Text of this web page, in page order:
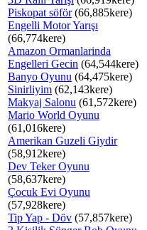
Piskopat söför(66,885kere)
Engelli Motor Yarışı
(66,774kere)
Amazon Ormanlarinda
Engelleri Gecin (64,544kere)
Banyo Oyunu (64,475kere)
Sinirliyim (62,143kere)
Makyaj Salonu (61,572kere)
Mario World Oyunu
(61,016kere)
Amerikan Guzeli Giydir
(58,912kere)
Dev Teker Oyunu
(58,637kere)
Çocuk Evi Oyunu
(57,928kere)
Tip Yap - Döv (57,857kere)